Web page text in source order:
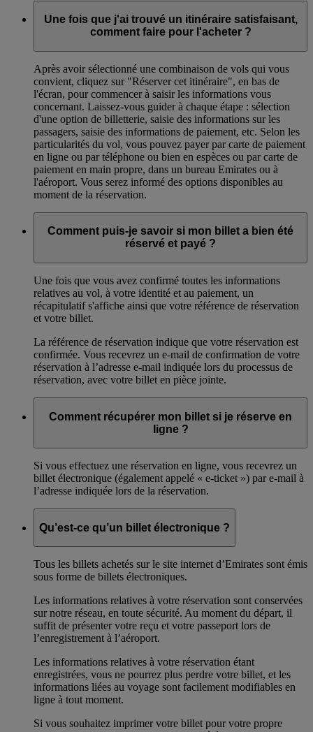
Une fois que j'ai trouvé un itinéraire satisfaisant,
comment faire pour l'acheter ?
Après avoir sélectionné une combinaison de vols qui vous
convient, cliquez sur "Réserver cet itinéraire", en bas de
l'écran, pour commencer à saisir les informations vous
concernant. Laissez-vous guider à chaque étape : sélection
d'une option de billetterie, saisie des informations sur les
passagers, saisie des informations de paiement, etc. Selon les
particularités du vol, vous pouvez payer par carte de paiement
en ligne ou par téléphone ou bien en espèces ou par carte de
paiement en main propre, dans un bureau Emirates ou à
l'aéroport. Vous serez informé des options disponibles au
moment de la réservation.
Comment puis-je savoir si mon billet a bien été
réservé et payé ?
Une fois que vous avez confirmé toutes les informations
relatives au vol, à votre identité et au paiement, un
récapitulatif s'affiche ainsi que votre référence de réservation
et votre billet.
La référence de réservation indique que votre réservation est
confirmée. Vous recevrez un e-mail de confirmation de votre
réservation à l’adresse e-mail indiquée lors du processus de
réservation, avec votre billet en pièce jointe.
Comment récupérer mon billet si je réserve en
ligne ?
Si vous effectuez une réservation en ligne, vous recevrez un
billet électronique (également appelé « e-ticket ») par e-mail à
l’adresse indiquée lors de la réservation.
Qu’est-ce qu’un billet électronique ?
Tous les billets achetés sur le site internet d’Emirates sont émis
sous forme de billets électroniques.
Les informations relatives à votre réservation sont conservées
sur notre réseau, en toute sécurité. Au moment du départ, il
suffit de présenter votre reçu et votre passeport lors de
l’enregistrement à l’aéroport.
Les informations relatives à votre réservation étant
enregistrées, vous ne pourrez plus perdre votre billet, et les
informations liées au voyage sont facilement modifiables en
ligne à tout moment.
Si vous souhaitez imprimer votre billet pour votre propre